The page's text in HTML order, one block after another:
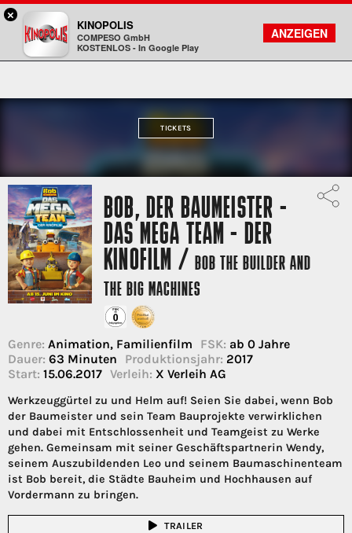
Kinopolis
FILMSUCHE
KONTO
TICKETS
BOB, DER BAUMEISTER -
DAS MEGA TEAM - DER
KINOFILM / BOB THE BUILDER AND
THE BIG MACHINES
Genre: Animation, Familienfilm FSK: ab 0 Jahre
Dauer: 63 Minuten Produktionsjahr: 2017
Start: 15.06.2017 Verleih: X Verleih AG
Werkzeuggürtel zu und Helm auf! Seien Sie dabei, wenn Bob
der Baumeister und sein Team Bauprojekte verwirklichen
und dabei mit Entschlossenheit und Teamgeist zu Werke
gehen. Gemeinsam mit seiner Geschäftspartnerin Wendy,
seinem Auszubildenden Leo und seinem Baumaschinenteam
ist Bob bereit, die Städte Bauheim und Hochhausen auf
Vordermann zu bringen.
TRAILER
×
KINOPOLIS
COMPESO GmbH
KOSTENLOS - In Google Play
ANZEIGEN